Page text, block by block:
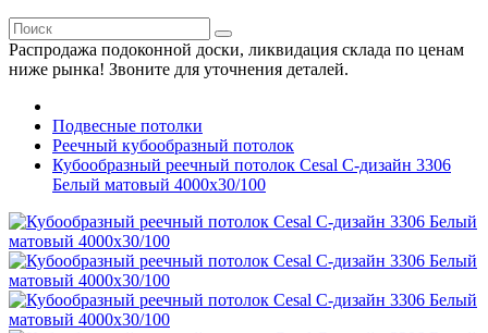
Распродажа подоконной доски, ликвидация склада по ценам
ниже рынка! Звоните для уточнения деталей.
Подвесные потолки
Реечный кубообразный потолок
Кубообразный реечный потолок Cesal C-дизайн 3306
Белый матовый 4000х30/100